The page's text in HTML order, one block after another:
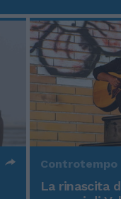
Controtempo
La rinascita